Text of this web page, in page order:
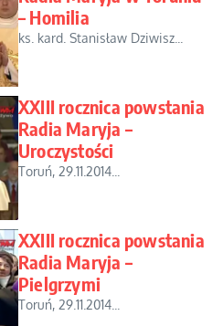
– Homilia
ks. kard. Stanisław Dziwisz...
XXIII rocznica powstania
Radia Maryja –
Uroczystości
Toruń, 29.11.2014...
XXIII rocznica powstania
Radia Maryja –
Pielgrzymi
Toruń, 29.11.2014...